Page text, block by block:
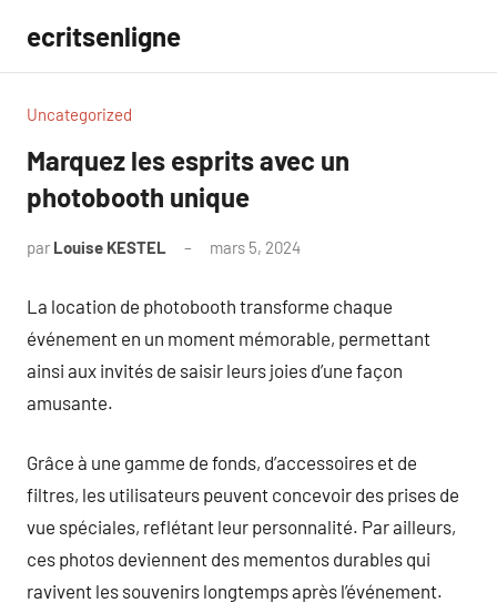
contenu
ecritsenligne
Uncategorized
Marquez les esprits avec un
photobooth unique
par Louise KESTEL mars 5, 2024
La location de photobooth transforme chaque
événement en un moment mémorable, permettant
ainsi aux invités de saisir leurs joies d’une façon
amusante.
Grâce à une gamme de fonds, d’accessoires et de
filtres, les utilisateurs peuvent concevoir des prises de
vue spéciales, reflétant leur personnalité. Par ailleurs,
ces photos deviennent des mementos durables qui
ravivent les souvenirs longtemps après l’événement.